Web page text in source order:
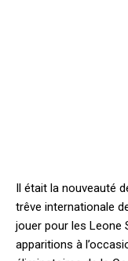
Il était la nouveauté
trêve internationale
jouer pour les Leone
apparitions à